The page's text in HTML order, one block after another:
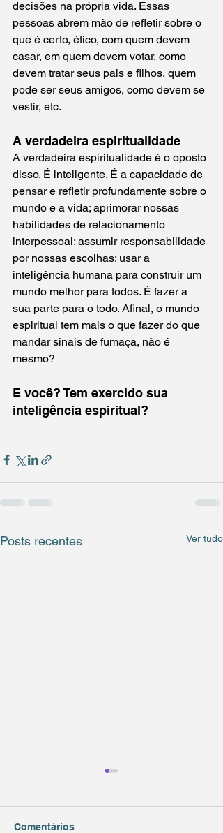
decisões na própria vida. Essas
pessoas abrem mão de refletir sobre o
que é certo, ético, com quem devem
casar, em quem devem votar, como
devem tratar seus pais e filhos, quem
pode ser seus amigos, como devem se
vestir, etc.
A verdadeira espiritualidade
A verdadeira espiritualidade é o oposto
disso. É inteligente. É a capacidade de
pensar e refletir profundamente sobre o
mundo e a vida; aprimorar nossas
habilidades de relacionamento
interpessoal; assumir responsabilidade
por nossas escolhas; usar a
inteligência humana para construir um
mundo melhor para todos. É fazer a
sua parte para o todo. Afinal, o mundo
espiritual tem mais o que fazer do que
mandar sinais de fumaça, não é
mesmo?
E você? Tem exercido sua
inteligência espiritual?
Posts recentes Ver tudo
Comentários